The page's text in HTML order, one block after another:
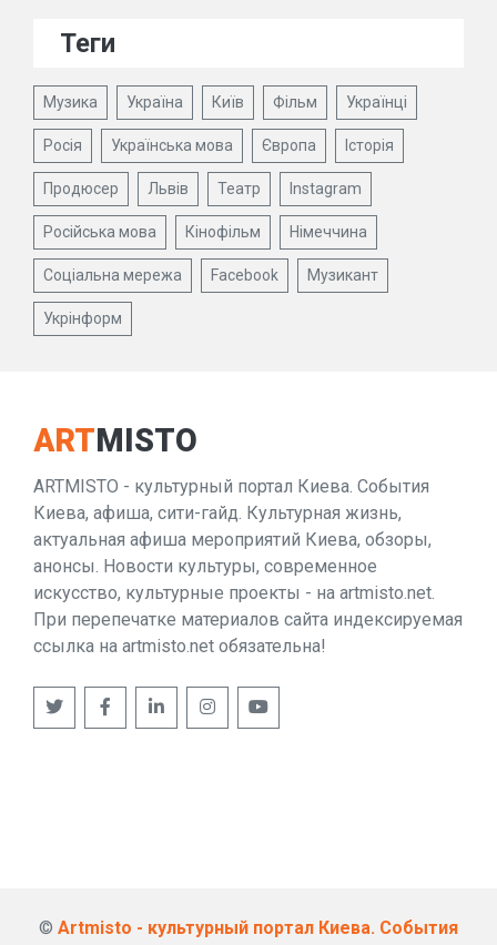
Теги
Музика Україна Київ Фільм Українці
Росія Українська мова Європа Історія
Продюсер Львів Театр Instagram
Російська мова Кінофільм Німеччина
Соціальна мережа Facebook Музикант
Укрінформ
ARTMISTO
ARTMISTO - культурный портал Киева. События
Киева, афиша, сити-гайд. Культурная жизнь,
актуальная афиша мероприятий Киева, обзоры,
анонсы. Новости культуры, современное
искусство, культурные проекты - на artmisto.net.
При перепечатке материалов сайта индексируемая
ссылка на artmisto.net обязательна!
© Artmisto - культурный портал Киева. События